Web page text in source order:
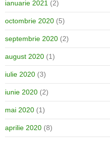
ianuarie 2021 (2)
octombrie 2020 (5)
septembrie 2020 (2)
august 2020 (1)
iulie 2020 (3)
iunie 2020 (2)
mai 2020 (1)
aprilie 2020 (8)